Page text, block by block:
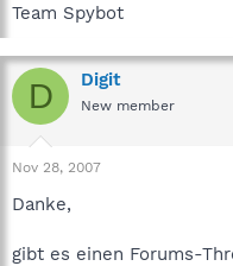
Team Spybot
D Digit
New member
Nov 28, 2007
Danke,
gibt es einen Forums-